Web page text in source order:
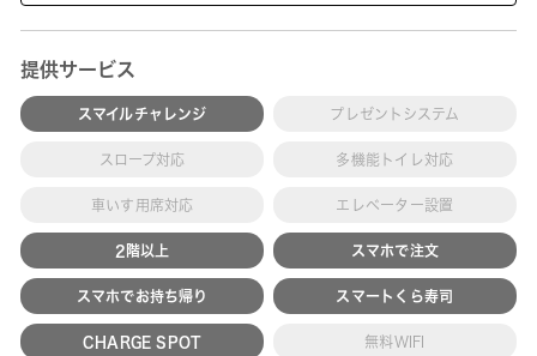
提供サービス
スマイルチャレンジ プレゼントシステム
スロープ対応 多機能トイレ対応
車いす用席対応 エレベーター設置
2階以上 スマホで注文
スマホでお持ち帰り スマートくら寿司
CHARGE SPOT 無料WIFI